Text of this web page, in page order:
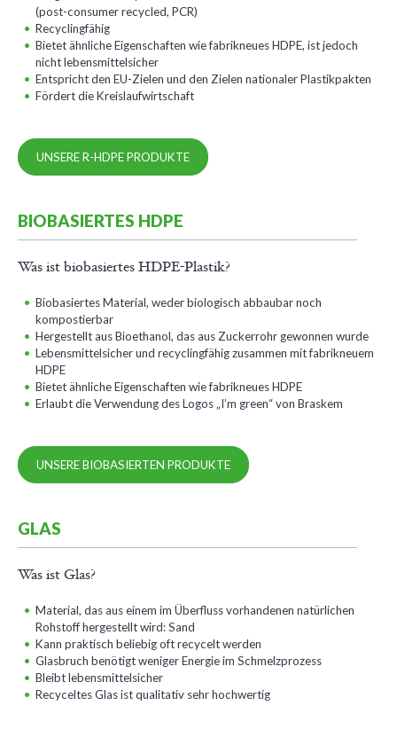
(post-consumer recycled, PCR)
Recyclingfähig
Bietet ähnliche Eigenschaften wie fabrikneues HDPE, ist jedoch
nicht lebensmittelsicher
Entspricht den EU-Zielen und den Zielen nationaler Plastikpakten
Fördert die Kreislaufwirtschaft
UNSERE R-HDPE PRODUKTE
BIOBASIERTES HDPE
Was ist biobasiertes HDPE-Plastik?
Biobasiertes Material, weder biologisch abbaubar noch
kompostierbar
Hergestellt aus Bioethanol, das aus Zuckerrohr gewonnen wurde
Lebensmittelsicher und recyclingfähig zusammen mit fabrikneuem
HDPE
Bietet ähnliche Eigenschaften wie fabrikneues HDPE
Erlaubt die Verwendung des Logos „I’m green“ von Braskem
UNSERE BIOBASIERTEN PRODUKTE
GLAS
Was ist Glas?
Material, das aus einem im Überfluss vorhandenen natürlichen
Rohstoff hergestellt wird: Sand
Kann praktisch beliebig oft recycelt werden
Glasbruch benötigt weniger Energie im Schmelzprozess
Bleibt lebensmittelsicher
Recyceltes Glas ist qualitativ sehr hochwertig